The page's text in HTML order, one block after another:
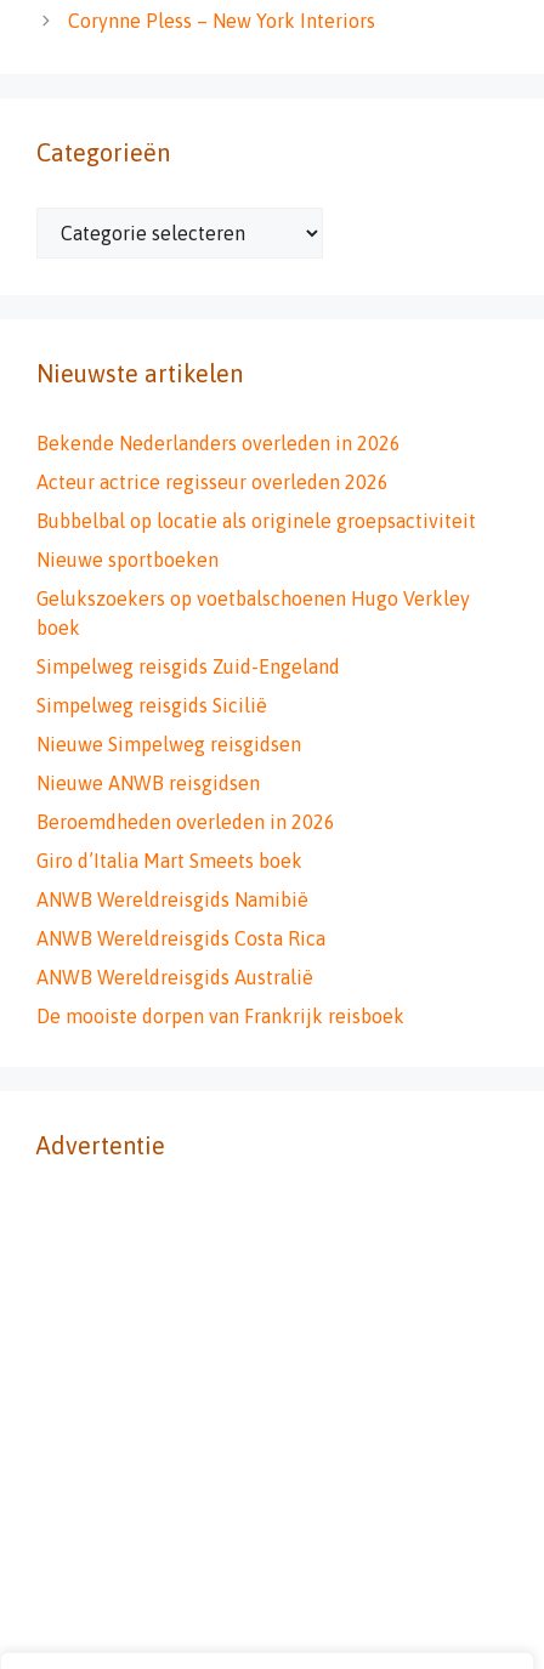
Corynne Pless – New York Interiors
Categorieën
Categorieën
Nieuwste artikelen
Bekende Nederlanders overleden in 2026
Acteur actrice regisseur overleden 2026
Bubbelbal op locatie als originele groepsactiviteit
Nieuwe sportboeken
Gelukszoekers op voetbalschoenen Hugo Verkley
boek
Simpelweg reisgids Zuid-Engeland
Simpelweg reisgids Sicilië
Nieuwe Simpelweg reisgidsen
Nieuwe ANWB reisgidsen
Beroemdheden overleden in 2026
Giro d’Italia Mart Smeets boek
ANWB Wereldreisgids Namibië
ANWB Wereldreisgids Costa Rica
ANWB Wereldreisgids Australië
De mooiste dorpen van Frankrijk reisboek
Advertentie